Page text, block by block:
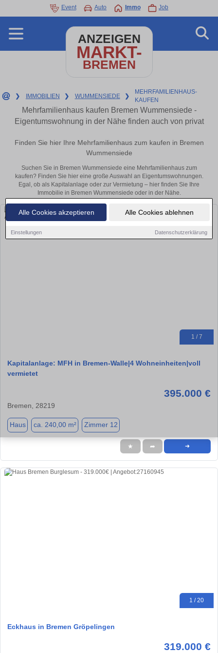
Alle Cookies akzeptieren Alle Cookies ablehnen
Einstellungen Datenschutzerklärung
Event Auto Immo Job
ANZEIGEN
MARKT-
BREMEN
❯ IMMOBILIEN ❯ WUMMENSIEDE ❯
MEHRFAMILIENHAUS-
KAUFEN
Mehrfamilienhaus kaufen Bremen Wummensiede -
Eigentumswohnung in der Nähe finden auch von privat
Finden Sie hier Ihre Mehrfamilienhaus zum kaufen in Bremen
Wummensiede
Suchen Sie in Bremen Wummensiede eine Mehrfamilienhaus zum
kaufen? Finden Sie hier eine große Auswahl an Eigentumswohnungen.
Egal, ob als Kapitalanlage oder zur Vermietung – hier finden Sie Ihre
Immobilie in Bremen Wummensiede oder in der Nähe.
1 / 7
Kapitalanlage: MFH in Bremen-Walle|4 Wohneinheiten|voll
vermietet
395.000 €
Bremen, 28219
Haus ca. 240,00 m² Zimmer 12
★ ➦ ➜
1 / 20
Eckhaus in Bremen Gröpelingen
319.000 €